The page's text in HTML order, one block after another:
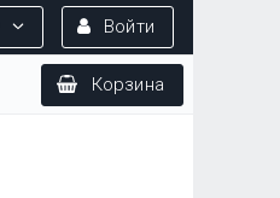
Войти
Корзина